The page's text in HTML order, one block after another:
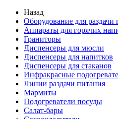
Назад
Оборудование для
Аппараты для горячих
Граниторы
Диспенсеры для мюсли
Диспенсеры для напитков
Диспенсеры для стаканов
Инфракрасные
Линии раздачи питания
Мармиты
Подогреватели посуды
Салат-бары